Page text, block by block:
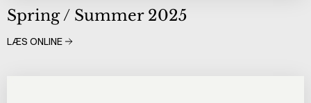
Spring / Summer 2025
LÆS ONLINE